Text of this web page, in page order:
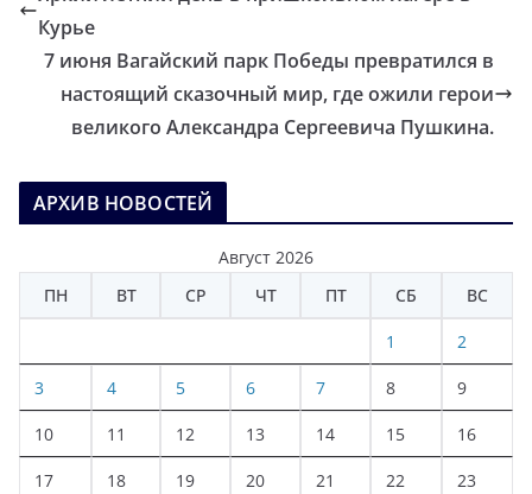
Курье
7 июня Вагайский парк Победы превратился в
настоящий сказочный мир, где ожили герои
великого Александра Сергеевича Пушкина.
АРХИВ НОВОСТЕЙ
Август 2026
ПН
ВТ СР ЧТ ПТ СБ ВС
1 2
3 4 5 6 7 8 9
10 11 12 13 14 15 16
17 18 19 20 21 22 23